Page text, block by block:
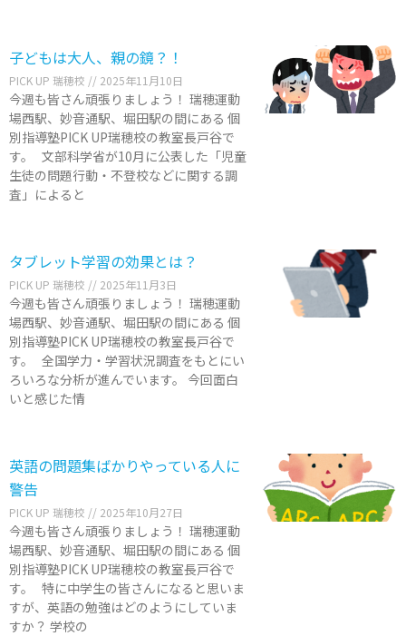
子どもは大人、親の鏡？！
PICK UP 瑞穂校 2025年11月10日
今週も皆さん頑張りましょう！ 瑞穂運動
場西駅、妙音通駅、堀田駅の間にある 個
別指導塾PICK UP瑞穂校の教室長戸谷で
す。 文部科学省が10月に公表した「児童
生徒の問題行動・不登校などに関する調
査」によると
タブレット学習の効果とは？
PICK UP 瑞穂校 2025年11月3日
今週も皆さん頑張りましょう！ 瑞穂運動
場西駅、妙音通駅、堀田駅の間にある 個
別指導塾PICK UP瑞穂校の教室長戸谷で
す。 全国学力・学習状況調査をもとにい
ろいろな分析が進んでいます。 今回面白
いと感じた情
英語の問題集ばかりやっている人に
警告
PICK UP 瑞穂校 2025年10月27日
今週も皆さん頑張りましょう！ 瑞穂運動
場西駅、妙音通駅、堀田駅の間にある 個
別指導塾PICK UP瑞穂校の教室長戸谷で
す。 特に中学生の皆さんになると思いま
すが、英語の勉強はどのようにしていま
すか？ 学校の